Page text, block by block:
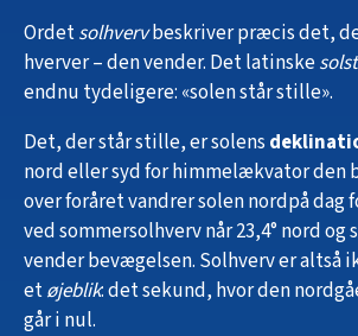
Ordetsolhvervbeskriver præcis det,
hverver – den vender. Det latinske
endnu tydeligere: «solen står stille».
Det, der står stille, er solens
nord eller syd for himmelækvator den
over foråret vandrer solen nordpå dag
ved sommersolhverv når 23,4° nord og
vender bevægelsen. Solhverv er altså
etøjeblik: det sekund, hvor den
går i nul.